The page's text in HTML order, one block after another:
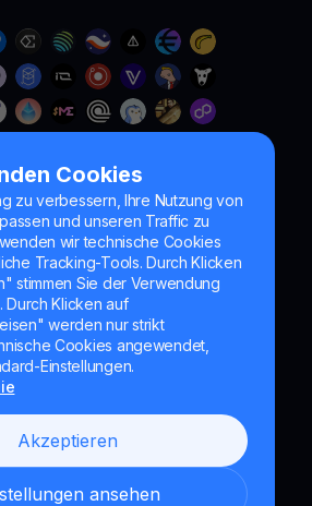
Cookies
zu verbessern, Ihre Nutzung von
und unseren Traffic zu
wir technische Cookies
Tracking-Tools. Durch Klicken
stimmen Sie der Verwendung
Durch Klicken auf
werden nur strikt
Cookies angewendet,
Einstellungen.
Akzeptieren
ansehen
für IT-Entwicklung, Forschung und